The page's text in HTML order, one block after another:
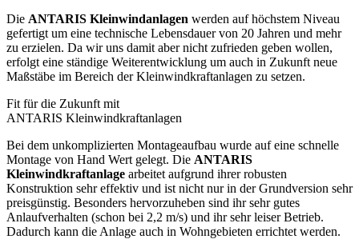
Die ANTARIS Kleinwindanlagen werden auf höchstem Niveau
gefertigt um eine technische Lebensdauer von 20 Jahren und mehr
zu erzielen. Da wir uns damit aber nicht zufrieden geben wollen,
erfolgt eine ständige Weiterentwicklung um auch in Zukunft neue
Maßstäbe im Bereich der Kleinwindkraftanlagen zu setzen.
Fit für die Zukunft mit
ANTARIS Kleinwindkraftanlagen
Bei dem unkomplizierten Montageaufbau wurde auf eine schnelle
Montage von Hand Wert gelegt. Die ANTARIS
Kleinwindkraftanlage arbeitet aufgrund ihrer robusten
Konstruktion sehr effektiv und ist nicht nur in der Grundversion sehr
preisgünstig. Besonders hervorzuheben sind ihr sehr gutes
Anlaufverhalten (schon bei 2,2 m/s) und ihr sehr leiser Betrieb.
Dadurch kann die Anlage auch in Wohngebieten errichtet werden.